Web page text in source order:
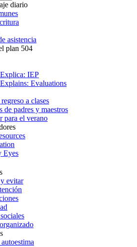
diario
asistencia
plan 504
IEP
Evaluations
a clases
de padres y maestros
para el verano
Eyes
evitar